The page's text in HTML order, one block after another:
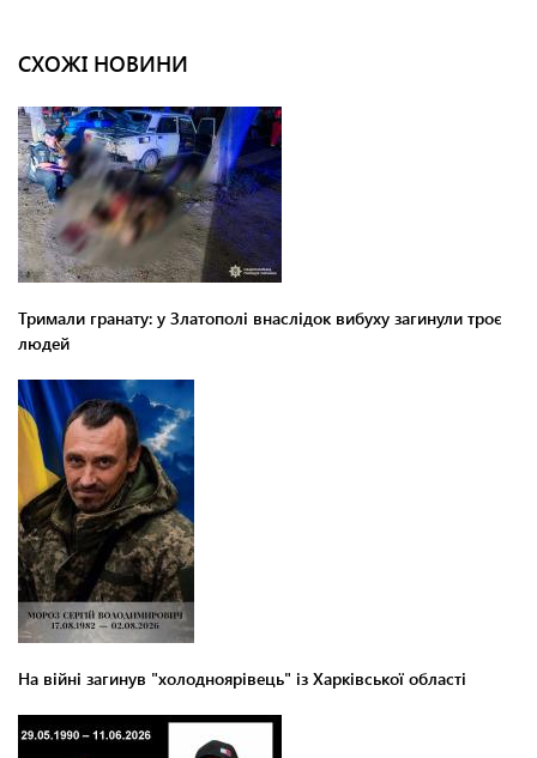
СХОЖІ НОВИНИ
Тримали гранату: у Златополі внаслідок вибуху загинули троє
людей
На війні загинув "холодноярівець" із Харківської області